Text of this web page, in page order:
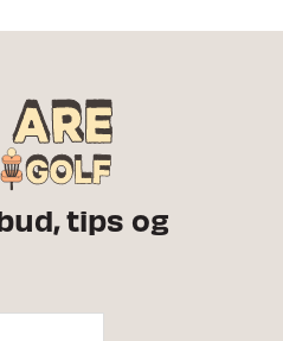
tips og